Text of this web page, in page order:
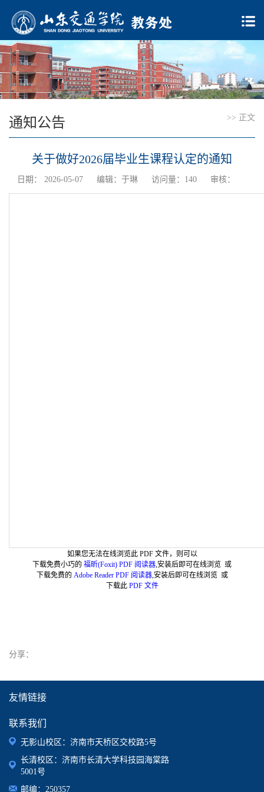
通知公告 >> 正文
关于做好2026届毕业生课程认定的通知
日期： 2026-05-07 编辑：于琳 访问量： 140 审核：
如果您无法在线浏览此 PDF 文件，则可以
下载免费小巧的 福昕(Foxit) PDF 阅读器,安装后即可在线浏览 或
下载免费的 Adobe Reader PDF 阅读器,安装后即可在线浏览 或
下载此 PDF 文件
分享：
友情链接
联系我们
无影山校区：济南市天桥区交校路5号
长清校区：济南市长清大学科技园海棠路
5001号
邮编：250357